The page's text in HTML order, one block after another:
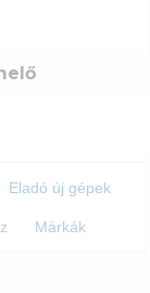
Eladó új gépek
Márkák